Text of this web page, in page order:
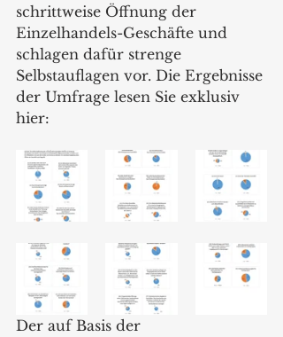
schrittweise Öffnung der
Einzelhandels-Geschäfte und
schlagen dafür strenge
Selbstauflagen vor. Die Ergebnisse
der Umfrage lesen Sie exklusiv
hier:
Der auf Basis der